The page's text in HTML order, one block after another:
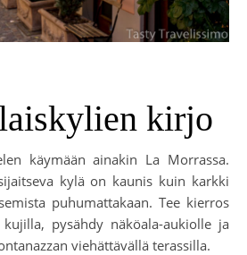
kirjo
käymään ainakin La Morrassa.
kylä on kaunis kuin karkki
puhumattakaan. Tee kierros
pysähdy näköala-aukiolle ja
viehättävällä terassilla.